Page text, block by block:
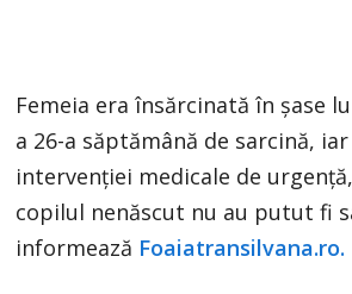
Femeia era însărcinată în șase
a 26-a săptămână de sarcină,
intervenției medicale de
copilul nenăscut nu au putut fi
informează Foaiatransilvana.ro.